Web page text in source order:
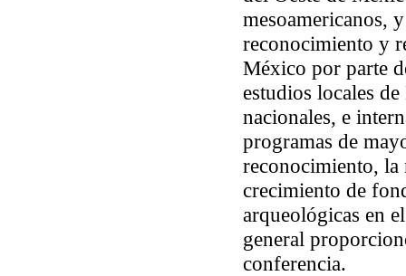
mesoamericanos,
reconocimiento y
México por parte
estudios locales
nacionales, e
programas de
reconocimiento, la
crecimiento de
arqueológicas en
general
conferencia.